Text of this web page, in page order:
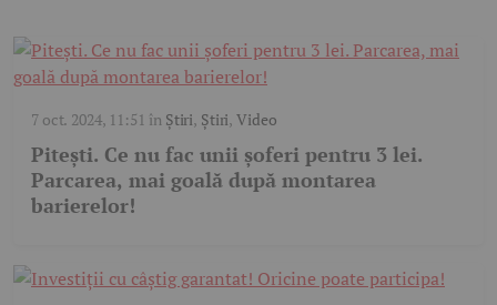
7 oct. 2024, 11:51 în Știri, Știri,Video
Pitești. Ce nu fac unii șoferi pentru 3 lei.
Parcarea, mai goală după montarea
barierelor!